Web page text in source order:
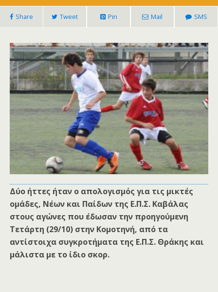
Share Tweet Pin Mail SMS
Δύο ήττες ήταν ο απολογισμός για τις μικτές
ομάδες, Νέων και Παίδων της Ε.Π.Σ. Καβάλας
στους αγώνες που έδωσαν την προηγούμενη
Τετάρτη (29/10) στην Κομοτηνή, από τα
αντίστοιχα συγκροτήματα της Ε.Π.Σ. Θράκης και
μάλιστα με το ίδιο σκορ.